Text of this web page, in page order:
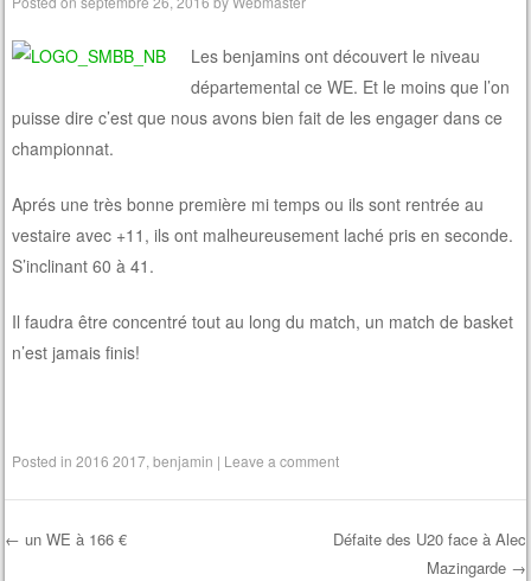
Les benjamins ont découvert le niveau
départemental ce WE. Et le moins que l’on
puisse dire c’est que nous avons bien fait de les engager dans ce
championnat.
Aprés une très bonne première mi temps ou ils sont rentrée au
vestaire avec +11, ils ont malheureusement laché pris en seconde.
S’inclinant 60 à 41.
Il faudra être concentré tout au long du match, un match de basket
n’est jamais finis!
Posted in2016 2017 ,benjamin | Leave a comment
← un WE à 166 €
Défaite des U20 face à Alec
Mazingarde →